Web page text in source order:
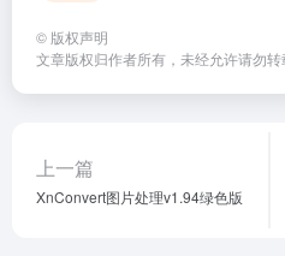
© 版权声明
文章版权归作者所有，未经允许请勿转
上一篇
XnConvert图片处理v1.94绿色版